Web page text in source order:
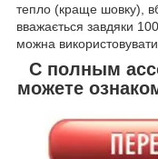
тепло (краще шовку),
вважається завдяки
можна
С полным
можете